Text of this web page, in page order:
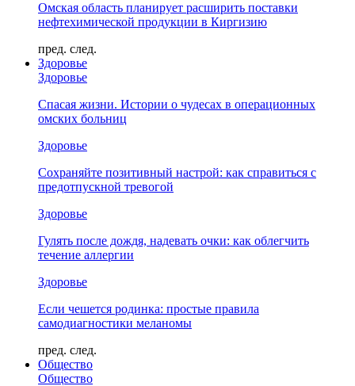
Омская область планирует расширить поставки
нефтехимической продукции в Киргизию
пред. след.
Здоровье
Здоровье
Спасая жизни. Истории о чудесах в операционных
омских больниц
Здоровье
Сохраняйте позитивный настрой: как справиться с
предотпускной тревогой
Здоровье
Гулять после дождя, надевать очки: как облегчить
течение аллергии
Здоровье
Если чешется родинка: простые правила
самодиагностики меланомы
пред. след.
Общество
Общество